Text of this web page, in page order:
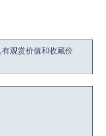
观赏价值和收藏价